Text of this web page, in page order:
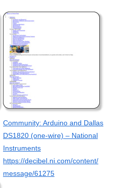
Community: Arduino and Dallas
DS1820 (one-wire) – National
Instruments
https://decibel.ni.com/content/
message/61275